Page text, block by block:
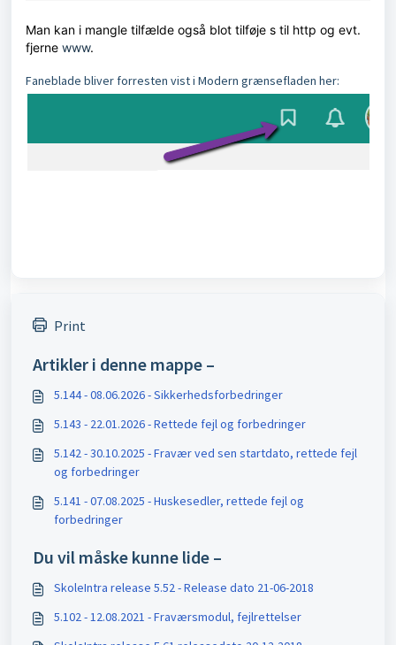
Man kan i mangle tilfælde også blot tilføje s til http og evt.
fjerne www.
Faneblade bliver forresten vist i Modern grænsefladen her:
Print
Artikler i denne mappe –
5.144 - 08.06.2026 - Sikkerhedsforbedringer
5.143 - 22.01.2026 - Rettede fejl og forbedringer
5.142 - 30.10.2025 - Fravær ved sen startdato, rettede fejl
og forbedringer
5.141 - 07.08.2025 - Huskesedler, rettede fejl og
forbedringer
Du vil måske kunne lide –
SkoleIntra release 5.52 - Release dato 21-06-2018
5.102 - 12.08.2021 - Fraværsmodul, fejlrettelser